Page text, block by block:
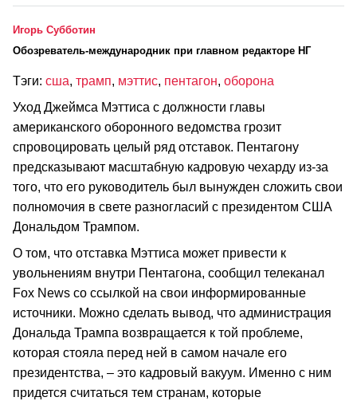
Игорь Субботин
Обозреватель-международник при главном редакторе НГ
Тэги: сша, трамп, мэттис, пентагон, оборона
Уход Джеймса Мэттиса с должности главы
американского оборонного ведомства грозит
спровоцировать целый ряд отставок. Пентагону
предсказывают масштабную кадровую чехарду из-за
того, что его руководитель был вынужден сложить свои
полномочия в свете разногласий с президентом США
Дональдом Трампом.
О том, что отставка Мэттиса может привести к
увольнениям внутри Пентагона, сообщил телеканал
Fox News со ссылкой на свои информированные
источники. Можно сделать вывод, что администрация
Дональда Трампа возвращается к той проблеме,
которая стояла перед ней в самом начале его
президентства, ­– это кадровый вакуум. Именно с ним
придется считаться тем странам, которые